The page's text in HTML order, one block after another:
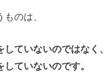
のは、
ていないのではなく、
ていないのです。